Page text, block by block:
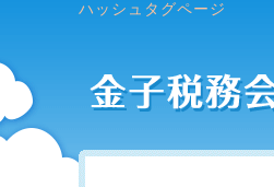
ハッシュタグページ